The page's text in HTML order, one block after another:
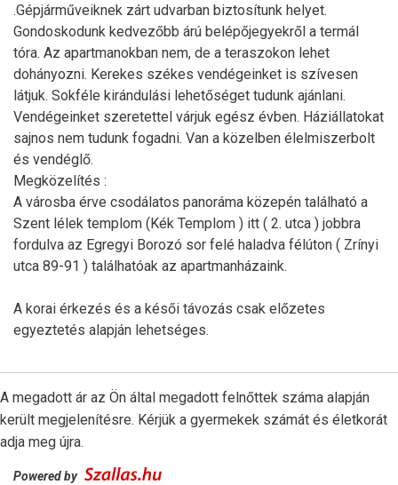
.Gépjárműveiknek zárt udvarban biztosítunk helyet.
Gondoskodunk kedvezőbb árú belépőjegyekről a termál
tóra. Az apartmanokban nem, de a teraszokon lehet
dohányozni. Kerekes székes vendégeinket is szívesen
látjuk. Sokféle kirándulási lehetőséget tudunk ajánlani.
Vendégeinket szeretettel várjuk egész évben. Háziállatokat
sajnos nem tudunk fogadni. Van a közelben élelmiszerbolt
és vendéglő.
Megközelítés :
A városba érve csodálatos panoráma közepén található a
Szent lélek templom (Kék Templom ) itt ( 2. utca ) jobbra
fordulva az Egregyi Borozó sor felé haladva félúton ( Zrínyi
utca 89-91 ) találhatóak az apartmanházaink.
A korai érkezés és a késői távozás csak előzetes
egyeztetés alapján lehetséges.
A megadott ár az Ön által megadott felnőttek száma alapján
került megjelenítésre. Kérjük a gyermekek számát és életkorát
adja meg újra.
Powered by